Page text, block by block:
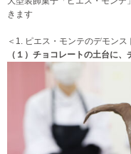
きます
＜1. ピエス・モンテのデモンス
（１）チョコレートの土台に